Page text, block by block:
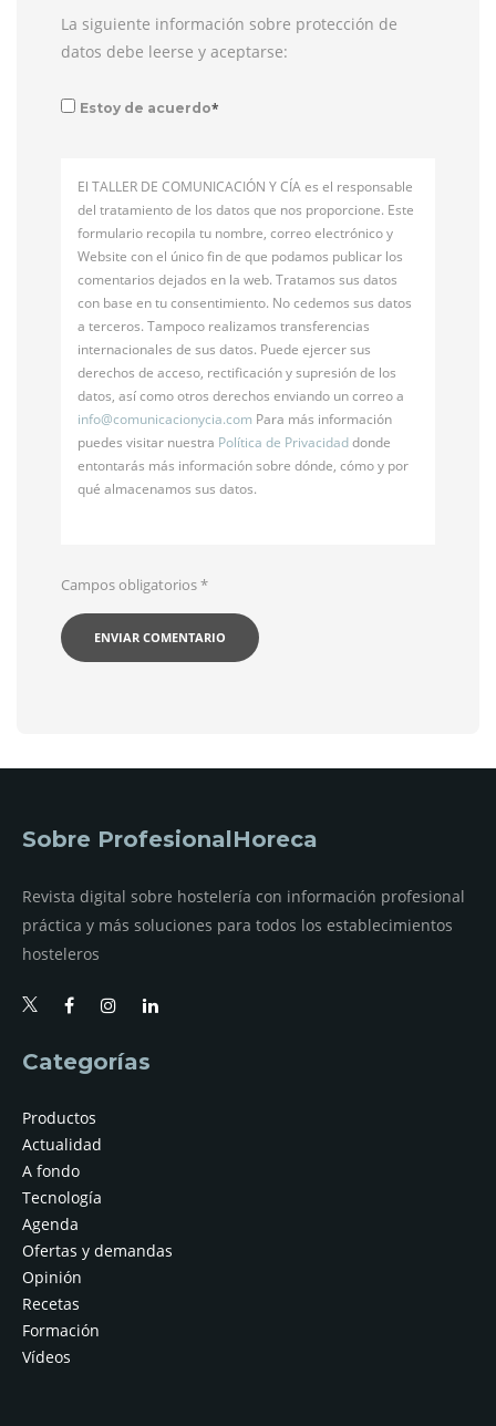
La siguiente información sobre protección de
datos debe leerse y aceptarse:
Estoy de acuerdo*
El TALLER DE COMUNICACIÓN Y CÍA es el responsable
del tratamiento de los datos que nos proporcione. Este
formulario recopila tu nombre, correo electrónico y
Website con el único fin de que podamos publicar los
comentarios dejados en la web. Tratamos sus datos
con base en tu consentimiento. No cedemos sus datos
a terceros. Tampoco realizamos transferencias
internacionales de sus datos. Puede ejercer sus
derechos de acceso, rectificación y supresión de los
datos, así como otros derechos enviando un correo a
info@comunicacionycia.com Para más información
puedes visitar nuestra Política de Privacidaddonde
entontarás más información sobre dónde, cómo y por
qué almacenamos sus datos.
Campos obligatorios*
Sobre ProfesionalHoreca
Revista digital sobre hostelería con información profesional
práctica y más soluciones para todos los establecimientos
hosteleros
Categorías
Productos
Actualidad
A fondo
Tecnología
Agenda
Ofertas y demandas
Opinión
Recetas
Formación
Vídeos